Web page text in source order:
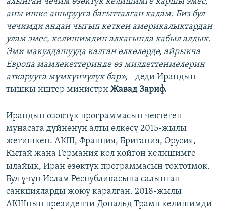
аны ишке ашырууга багытталган кадам. Биз бул
чечимди андан чыгып кеткен америкалыктардан
улам эмес, келишимдин алкагында кабыл алдык.
Эми макулдашууда калган өлкөлөрдө, айрыкча
Европа мамлекеттеринде өз милдеттенмелерин
аткарууга мүмкүнчүлүк бар», - деди Ирандын
тышкы иштер министри Жавад Зариф.
Ирандын өзөктүк программасын чектеген
мунасага дүйнөнүн алты өлкөсү 2015-жылы
жетишкен. АКШ, Франция, Британия, Орусия,
Кытай жана Германия кол койгон келишимге
ылайык, Иран өзөктүк программасын токтотмок.
Бул үчүн Ислам Республикасына салынган
санкцияларды жоюу каралган. 2018-жылы
АКШнын президенти Дональд Трамп келишимди